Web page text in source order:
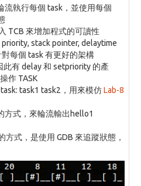
流執行每個 task，並使用每個
TCB 來增加程式的可讀性
stack pointer, delaytime
每個 task 有更好的架構
有 delay 和 setpriority 的產
作 TASK
task1 task2，用來模仿Lab-8
方式，來輪流輸出hello1
式，是使用 GDB 來追蹤狀態，